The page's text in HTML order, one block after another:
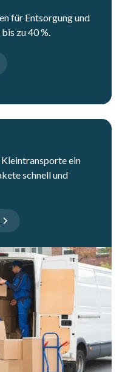
für Entsorgung und
zu 40 %.
ein
schnell und